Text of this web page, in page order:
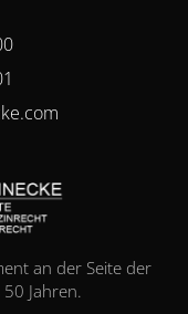
an der Seite der
Jahren.